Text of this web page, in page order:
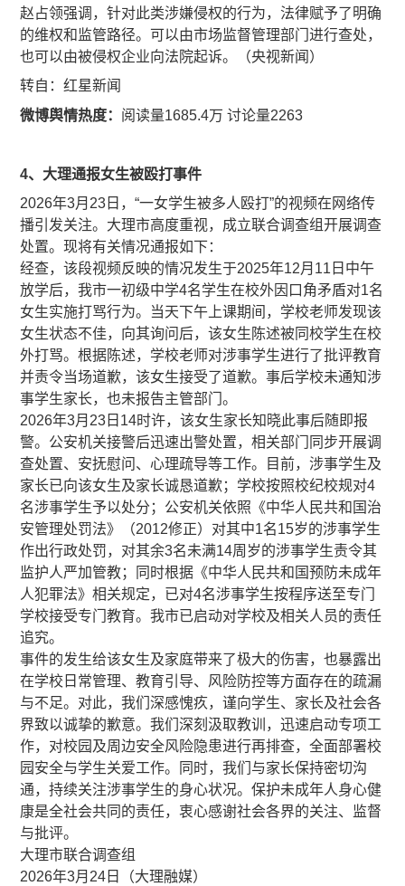
赵占领强调，针对此类涉嫌侵权的行为，法律赋予了明确
的维权和监管路径。可以由市场监督管理部门进行查处，
也可以由被侵权企业向法院起诉。（央视新闻）
​​转自：红星新闻
微博舆情热度： 阅读量1685.4万 讨论量2263
4、大理通报女生被殴打事件
​​​​2026年3月23日，“一女学生被多人殴打”的视频在网络传
播引发关注。大理市高度重视，成立联合调查组开展调查
处置。现将有关情况通报如下：
经查，该段视频反映的情况发生于2025年12月11日中午
放学后，我市一初级中学4名学生在校外因口角矛盾对1名
女生实施打骂行为。当天下午上课期间，学校老师发现该
女生状态不佳，向其询问后，该女生陈述被同校学生在校
外打骂。根据陈述，学校老师对涉事学生进行了批评教育
并责令当场道歉，该女生接受了道歉。事后学校未通知涉
事学生家长，也未报告主管部门。
2026年3月23日14时许，该女生家长知晓此事后随即报
警。公安机关接警后迅速出警处置，相关部门同步开展调
查处置、安抚慰问、心理疏导等工作。目前，涉事学生及
家长已向该女生及家长诚恳道歉；学校按照校纪校规对4
名涉事学生予以处分；公安机关依照《中华人民共和国治
安管理处罚法》（2012修正）对其中1名15岁的涉事学生
作出行政处罚，对其余3名未满14周岁的涉事学生责令其
监护人严加管教；同时根据《中华人民共和国预防未成年
人犯罪法》相关规定，已对4名涉事学生按程序送至专门
学校接受专门教育。我市已启动对学校及相关人员的责任
追究。
事件的发生给该女生及家庭带来了极大的伤害，也暴露出
在学校日常管理、教育引导、风险防控等方面存在的疏漏
与不足。对此，我们深感愧疚，谨向学生、家长及社会各
界致以诚挚的歉意。我们深刻汲取教训，迅速启动专项工
作，对校园及周边安全风险隐患进行再排查，全面部署校
园安全与学生关爱工作。同时，我们与家长保持密切沟
通，持续关注涉事学生的身心状况。保护未成年人身心健
康是全社会共同的责任，衷心感谢社会各界的关注、监督
与批评。
大理市联合调查组
2026年3月24日（大理融媒）